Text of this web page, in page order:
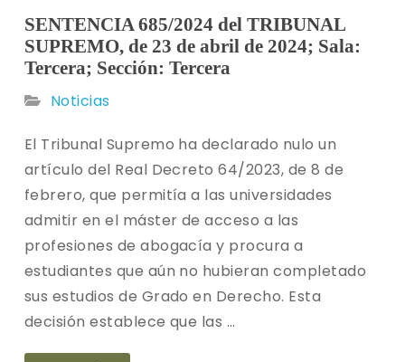
SENTENCIA 685/2024 del TRIBUNAL
SUPREMO, de 23 de abril de 2024; Sala:
Tercera; Sección: Tercera
Noticias
El Tribunal Supremo ha declarado nulo un
artículo del Real Decreto 64/2023, de 8 de
febrero, que permitía a las universidades
admitir en el máster de acceso a las
profesiones de abogacía y procura a
estudiantes que aún no hubieran completado
sus estudios de Grado en Derecho. Esta
decisión establece que las …